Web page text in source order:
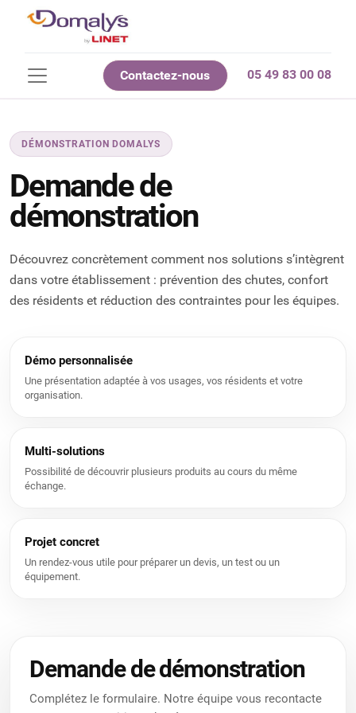
Contactez-nous 05 49 83 00 08
DÉMONSTRATION DOMALYS
Demande de
démonstration
Découvrez concrètement comment nos solutions s’intègrent
dans votre établissement : prévention des chutes, confort
des résidents et réduction des contraintes pour les équipes.
Démo personnalisée
Une présentation adaptée à vos usages, vos résidents et votre
organisation.
Multi-solutions
Possibilité de découvrir plusieurs produits au cours du même
échange.
Projet concret
Un rendez-vous utile pour préparer un devis, un test ou un
équipement.
Demande de démonstration
Complétez le formulaire. Notre équipe vous recontacte